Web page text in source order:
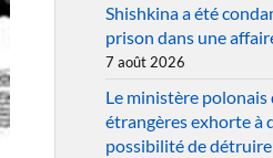
Shishkina a été
prison dans une
7 août 2026
Le ministère polonais
étrangères exhorte à
possibilité de détruire